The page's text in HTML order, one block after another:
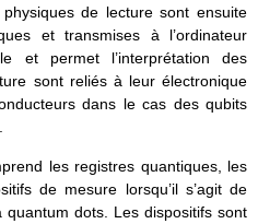
de lecture sont ensuite
et transmises à l’ordinateur
et permet l’interprétation des
sont reliés à leur électronique
dans le cas des qubits
les registres quantiques, les
de mesure lorsqu’il s’agit de
dots. Les dispositifs sont